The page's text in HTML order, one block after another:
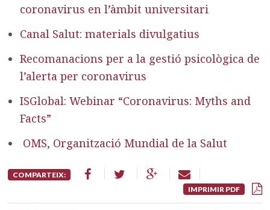
coronavirus en l’àmbit universitari
Canal Salut: materials divulgatius
Recomanacions per a la gestió psicològica de
l’alerta per coronavirus
ISGlobal: Webinar “Coronavirus: Myths and
Facts”
OMS, Organització Mundial de la Salut
COMPARTEIX:
IMPRIMIR PDF